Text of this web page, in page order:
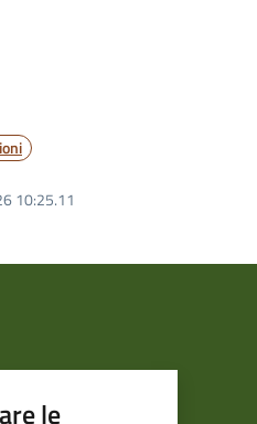
10:25.11
le